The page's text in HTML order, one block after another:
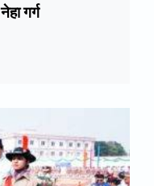
गर्ग